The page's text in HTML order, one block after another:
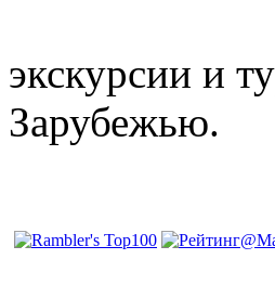
экскурсии и
Зарубежью.